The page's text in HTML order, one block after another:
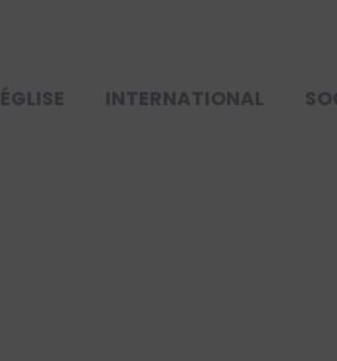
ÉGLISE INTERNATIONAL